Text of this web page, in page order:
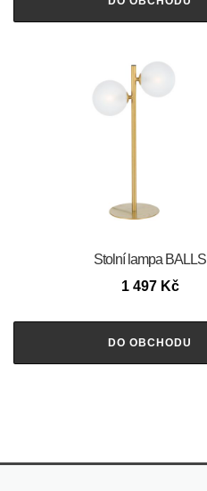
Stolní lampa BALLS
1 497 Kč
DO OBCHODU